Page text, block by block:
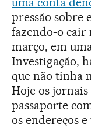
pressão sobre
fazendo-o cair
março, em
Investigação,
que não tinha
Hoje os
passaporte
os endereços